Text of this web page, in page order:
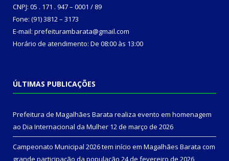
CNPJ: 05 . 171 . 947 – 0001 / 89
Fone: (91) 3812 – 3173
E-mail: prefeiturambarata@gmail.com
Horário de atendimento: De 08:00 às 13:00
ÚLTIMAS PUBLICAÇÕES
Prefeitura de Magalhães Barata realiza evento em homenagem
ao Dia Internacional da Mulher 12 de março de 2026
Campeonato Municipal 2026 tem início em Magalhães Barata com
grande participação da população 24 de fevereiro de 2026